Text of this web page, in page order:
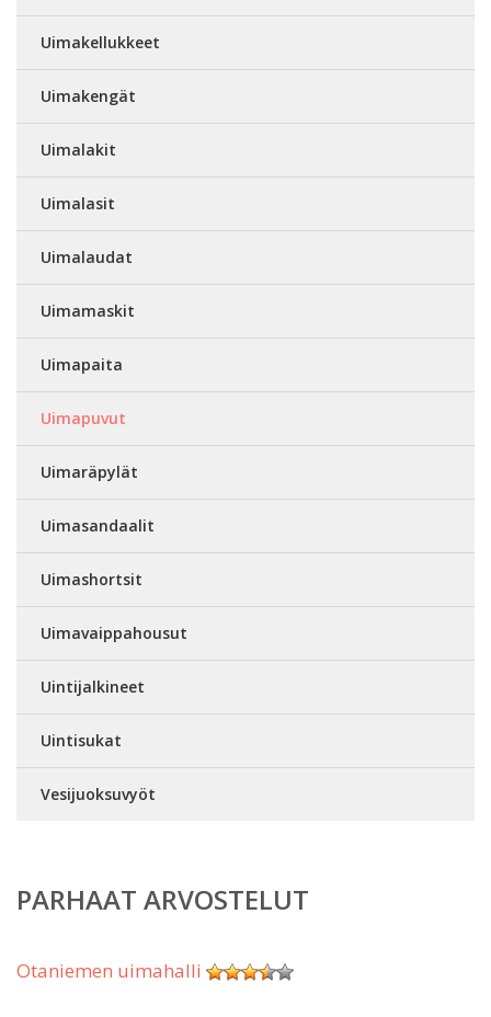
Uimakellukkeet
Uimakengät
Uimalakit
Uimalasit
Uimalaudat
Uimamaskit
Uimapaita
Uimapuvut
Uimaräpylät
Uimasandaalit
Uimashortsit
Uimavaippahousut
Uintijalkineet
Uintisukat
Vesijuoksuvyöt
PARHAAT ARVOSTELUT
Otaniemen uimahalli